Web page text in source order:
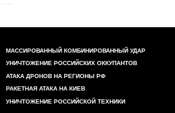
МАССИРОВАННЫЙ КОМБИНИРОВАННЫЙ УДАР
УНИЧТОЖЕНИЕ РОССИЙСКИХ ОККУПАНТОВ
АТАКА ДРОНОВ НА РЕГИОНЫ РФ
РАКЕТНАЯ АТАКА НА КИЕВ
УНИЧТОЖЕНИЕ РОССИЙСКОЙ ТЕХНИКИ